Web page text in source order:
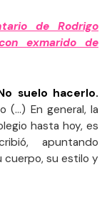
de Rodrigo
exmarido de
suelo hacerlo.
(…) En general, la
hasta hoy, es
apuntando
cuerpo, su estilo y